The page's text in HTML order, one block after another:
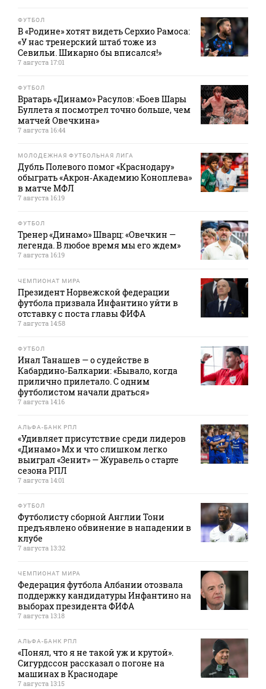
ФУТБОЛ
В «Родине» хотят видеть Серхио Рамоса:
«У нас тренерский штаб тоже из
Севильи. Шикарно бы вписался!»
7 августа 17:01
ФУТБОЛ
Вратарь «Динамо» Расулов: «Боев Шары
Буллета я посмотрел точно больше, чем
матчей Овечкина»
7 августа 16:44
МОЛОДЕЖНАЯ ФУТБОЛЬНАЯ ЛИГА
Дубль Полевого помог «Краснодару»
обыграть «Акрон‑Академию Коноплева»
в матче МФЛ
7 августа 16:19
ФУТБОЛ
Тренер «Динамо» Шварц: «Овечкин —
легенда. В любое время мы его ждем»
7 августа 16:19
ЧЕМПИОНАТ МИРА
Президент Норвежской федерации
футбола призвала Инфантино уйти в
отставку с поста главы ФИФА
7 августа 14:58
ФУТБОЛ
Инал Танашев — о судействе в
Кабардино‑Балкарии: «Бывало, когда
прилично прилетало. С одним
футболистом начали драться»
7 августа 14:16
АЛЬФА-БАНК РПЛ
«Удивляет присутствие среди лидеров
«Динамо» Мх и что слишком легко
выиграл «Зенит» — Журавель о старте
сезона РПЛ
7 августа 14:01
ФУТБОЛ
Футболисту сборной Англии Тони
предъявлено обвинение в нападении в
клубе
7 августа 13:32
ЧЕМПИОНАТ МИРА
Федерация футбола Албании отозвала
поддержку кандидатуры Инфантино на
выборах президента ФИФА
7 августа 13:18
АЛЬФА-БАНК РПЛ
«Понял, что я не такой уж и крутой».
Сигурдссон рассказал о погоне на
машинах в Краснодаре
7 августа 13:15